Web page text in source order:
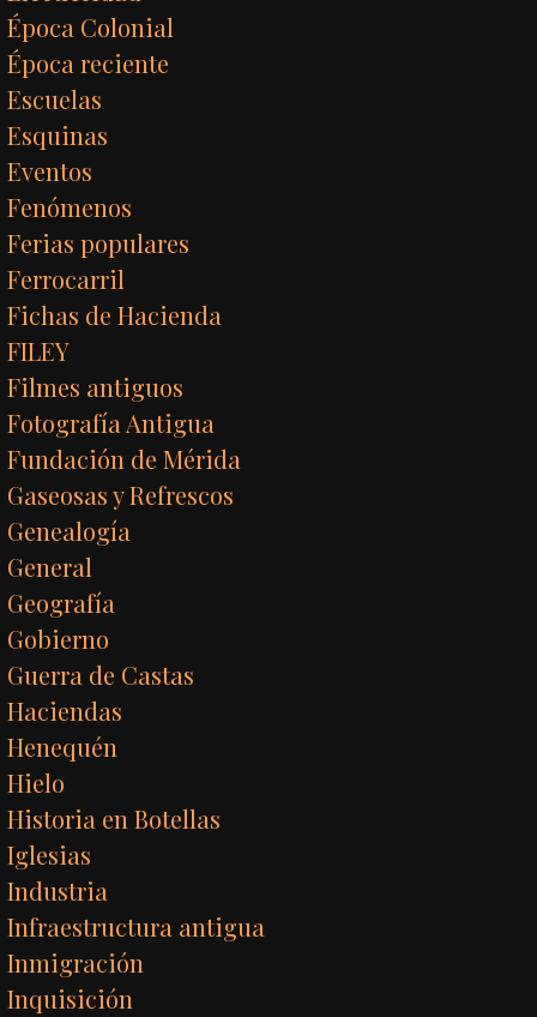
Época Colonial
Época reciente
Escuelas
Esquinas
Eventos
Fenómenos
Ferias populares
Ferrocarril
Fichas de Hacienda
FILEY
Filmes antiguos
Fotografía Antigua
Fundación de Mérida
Gaseosas y Refrescos
Genealogía
General
Geografía
Gobierno
Guerra de Castas
Haciendas
Henequén
Hielo
Historia en Botellas
Iglesias
Industria
Infraestructura antigua
Inmigración
Inquisición